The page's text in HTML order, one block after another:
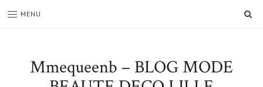
MENU
Mmequeenb – BLOG MODE